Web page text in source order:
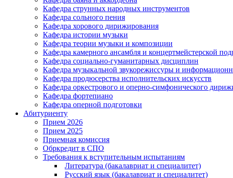
Кафедра струнных народных инструментов
Кафедра сольного пения
Кафедра хорового дирижирования
Кафедра истории музыки
Кафедра теории музыки и композиции
Кафедра камерного ансамбля и концертмейстерской
Кафедра социально-гуманитарных дисциплин
Кафедра музыкальной звукорежиссуры и
Кафедра продюсерства исполнительских искусств
Кафедра оркестрового и оперно-симфонического
Кафедра фортепиано
Кафедра оперной подготовки
Абитуриенту
Прием 2026
Прием 2025
Приемная комиссия
Обркредит в СПО
Требования к вступительным испытаниям
Литература (бакалавриат и специалитет)
Русский язык (бакалавриат и специалитет)